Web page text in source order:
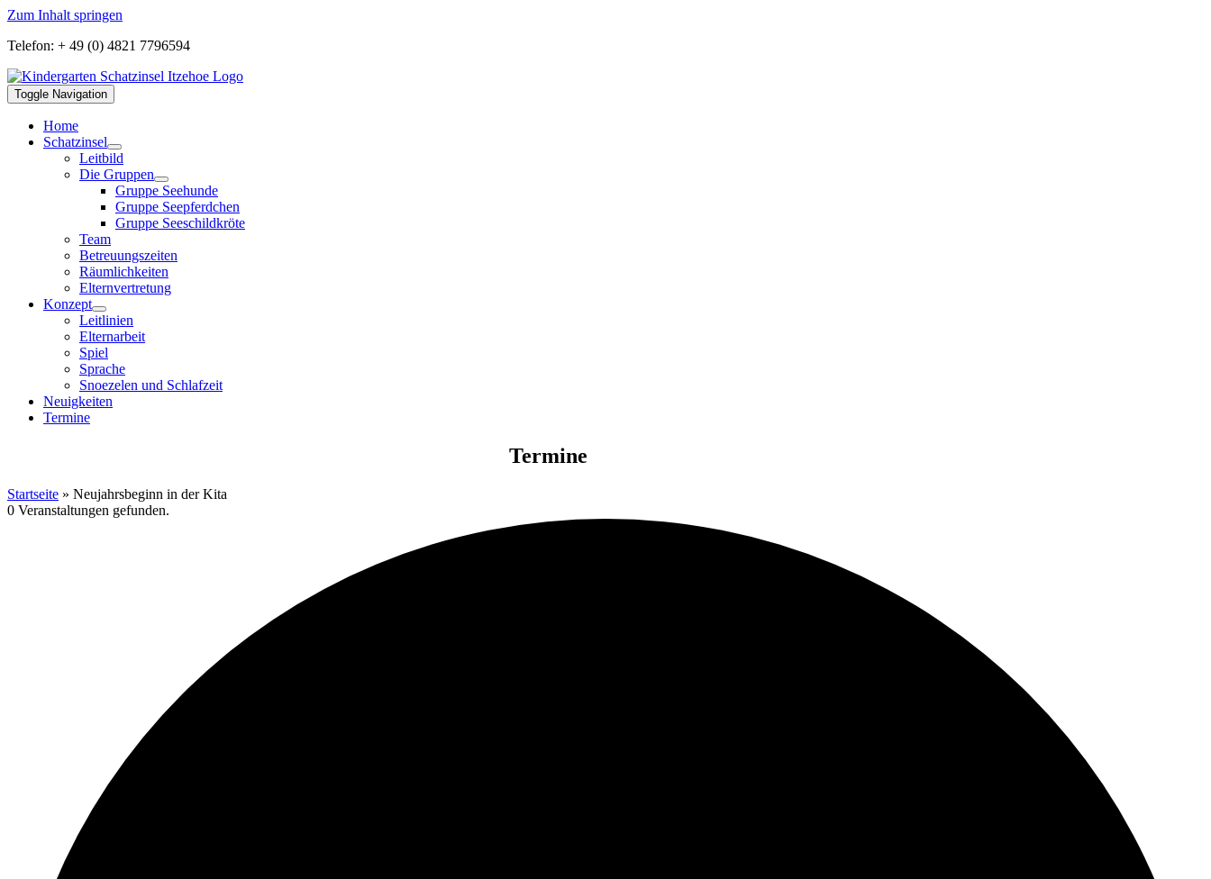
Zum Inhalt springen
Telefon: + 49 (0) 4821 7796594
Toggle Navigation
Home
Schatzinsel
Leitbild
Die Gruppen
Gruppe Seehunde
Gruppe Seepferdchen
Gruppe Seeschildkröte
Team
Betreuungszeiten
Räumlichkeiten
Elternvertretung
Konzept
Leitlinien
Elternarbeit
Spiel
Sprache
Snoezelen und Schlafzeit
Neuigkeiten
Termine
Termine
Startseite » Neujahrsbeginn in der Kita
0 Veranstaltungen gefunden.